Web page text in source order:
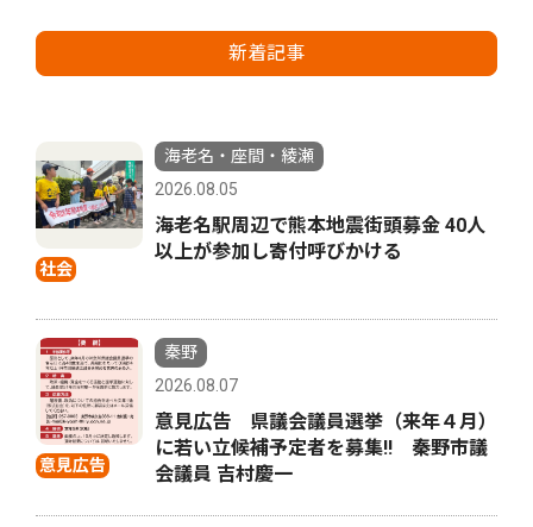
新着記事
社会
海老名・座間・綾瀬
2026.08.05
海老名駅周辺で熊本地震街頭募金 40人
以上が参加し寄付呼びかける
意見広告
秦野
2026.08.07
意見広告 県議会議員選挙（来年４月）
に若い立候補予定者を募集‼ 秦野市議
会議員 吉村慶一